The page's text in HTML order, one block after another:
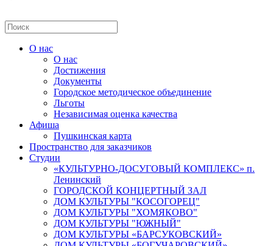
О нас
О нас
Достижения
Документы
Городское методическое объединение
Льготы
Независимая оценка качества
Афиша
Пушкинская карта
Пространство для заказчиков
Студии
«КУЛЬТУРНО-ДОСУГОВЫЙ КОМПЛЕКС» п.
Ленинский
ГОРОДСКОЙ КОНЦЕРТНЫЙ ЗАЛ
ДОМ КУЛЬТУРЫ "КОСОГОРЕЦ"
ДОМ КУЛЬТУРЫ "ХОМЯКОВО"
ДОМ КУЛЬТУРЫ "ЮЖНЫЙ"
ДОМ КУЛЬТУРЫ «БАРСУКОВСКИЙ»